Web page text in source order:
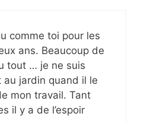
comme toi pour les
ans. Beaucoup de
tout … je ne suis
au jardin quand il le
mon travail. Tant
il y a de l’espoir